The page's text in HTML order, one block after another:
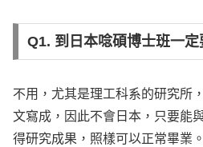
Q1. 到日本唸碩博士班一定
不用，尤其是理工科系的研究所
文寫成，因此不會日本，只要能
得研究成果，照樣可以正常畢業